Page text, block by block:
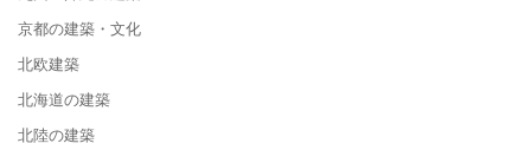
京都の建築・文化
北欧建築
北海道の建築
北陸の建築